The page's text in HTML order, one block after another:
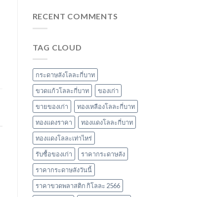
สนใจ
รับ
ข้อมูล
สำคัญ
ปี
2566
โล
ของ
เก่า
ล่าสุด
ในปี
2566
RECENT COMMENTS
TAG CLOUD
กระดาษลังโลละกี่บาท
ขวดแก้วโลละกี่บาท
ของเก่า
ขายของเก่า
ทองเหลืองโลละกี่บาท
ทองแดงราคา
ทองแดงโลละกี่บาท
ทองแดงโลละเท่าไหร่
รับซื้อของเก่า
ราคากระดาษลัง
ราคากระดาษลังวันนี้
ราคาขวดพลาสติก กิโลละ 2566